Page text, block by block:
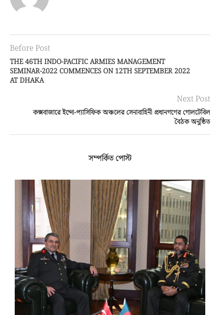
Before Post
THE 46TH INDO-PACIFIC ARMIES MANAGEMENT
SEMINAR-2022 COMMENCES ON 12TH SEPTEMBER 2022
AT DHAKA
Next Post
কক্সবাজারে ইন্দো-প্যাসিফিক অঞ্চলের সেনাবাহিনী প্রধানগণের গোলটেবিল
বৈঠক অনুষ্ঠিত
সম্পর্কিত পোস্ট